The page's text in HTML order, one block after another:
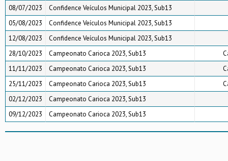
08/07/2023
Confidence Veículos Municipal 2023, Sub13
05/08/2023
Confidence Veículos Municipal 2023, Sub13
12/08/2023
Confidence Veículos Municipal 2023, Sub13
28/10/2023
Campeonato Carioca 2023, Sub13
11/11/2023
Campeonato Carioca 2023, Sub13
25/11/2023
Campeonato Carioca 2023, Sub13
02/12/2023
Campeonato Carioca 2023, Sub13
09/12/2023
Campeonato Carioca 2023, Sub13